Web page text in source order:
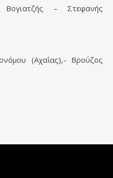
– Στεφανής
(Αχαΐας),- Βρούζος